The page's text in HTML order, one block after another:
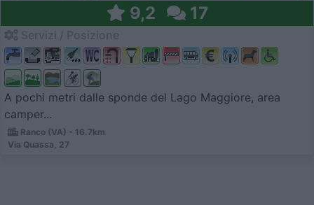
9,2 17
A pochi metri dalle sponde del Lago Maggiore, area
camper...
Ranco (VA) - 16.7km
Via Quassa, 27